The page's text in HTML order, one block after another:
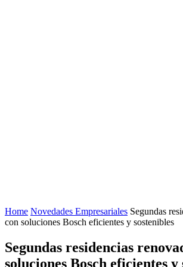
Home Novedades Empresariales Segundas
con soluciones Bosch eficientes y sostenibles
Segundas residencias
soluciones Bosch eficientes y